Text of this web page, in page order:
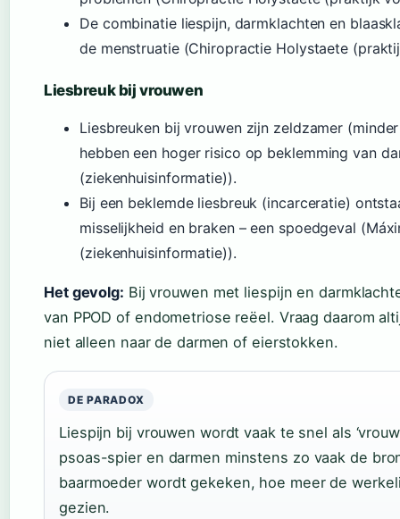
De combinatie liespijn, darmklachten en
de menstruatie (Chiropractie Holystaete
Liesbreuk bij vrouwen
Liesbreuken bij vrouwen zijn zeldzamer
hebben een hoger risico op beklemming van
(ziekenhuisinformatie)).
Bij een beklemde liesbreuk (incarceratie)
misselijkheid en braken – een spoedgeval
(ziekenhuisinformatie)).
Het gevolg: Bij vrouwen met liespijn en
van PPOD of endometriose reëel. Vraag daarom
niet alleen naar de darmen of eierstokken.
DE PARADOX
Liespijn bij vrouwen wordt vaak te snel als
psoas-spier en darmen minstens zo vaak de
baarmoeder wordt gekeken, hoe meer de
gezien.